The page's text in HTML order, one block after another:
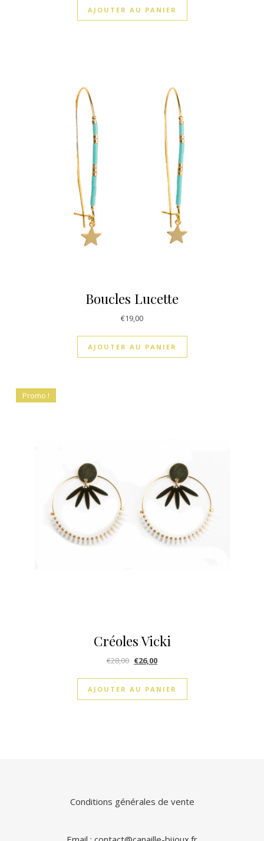
AJOUTER AU PANIER
Boucles Lucette
€19,00
AJOUTER AU PANIER
Promo !
Créoles Vicki
€28,00 €26,00
AJOUTER AU PANIER
Conditions générales de vente